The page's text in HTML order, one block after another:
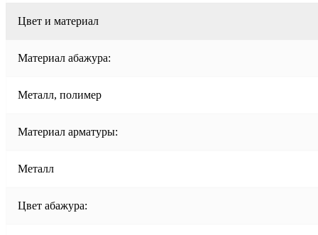
Цвет и материал
Материал абажура:
Металл, полимер
Материал арматуры:
Металл
Цвет абажура: